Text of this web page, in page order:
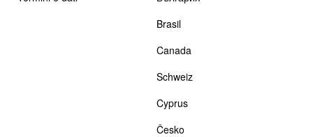
Brasil
Canada
Schweiz
Cyprus
Česko